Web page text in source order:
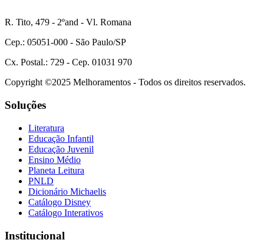
R. Tito, 479 - 2ºand - Vl. Romana
Cep.: 05051-000 - São Paulo/SP
Cx. Postal.: 729 - Cep. 01031 970
Copyright ©2025 Melhoramentos - Todos os direitos reservados.
Soluções
Literatura
Educação Infantil
Educação Juvenil
Ensino Médio
Planeta Leitura
PNLD
Dicionário Michaelis
Catálogo Disney
Catálogo Interativos
Institucional